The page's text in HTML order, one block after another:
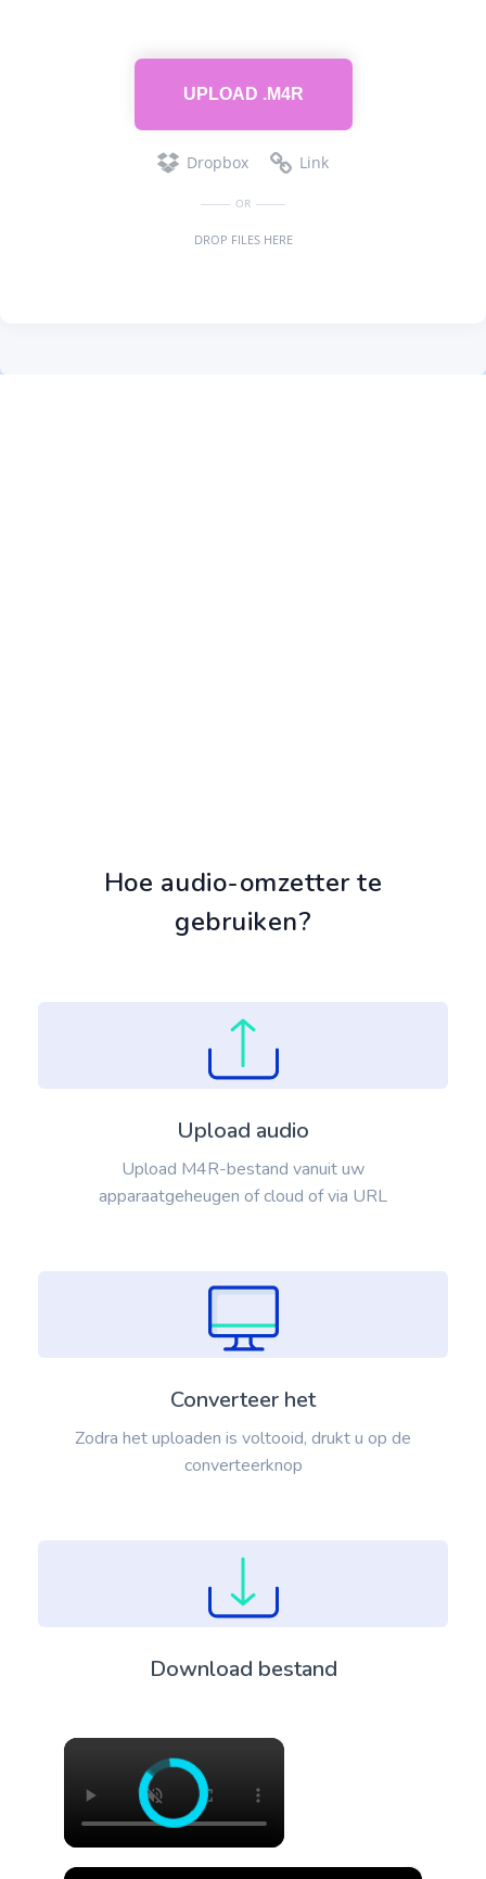
Hoe audio-omzetter te
gebruiken?
Upload audio
Upload M4R-bestand vanuit uw
apparaatgeheugen of cloud of via URL
Converteer het
Zodra het uploaden is voltooid, drukt u op de
converteerknop
Download bestand
×
×